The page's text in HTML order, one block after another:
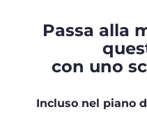
Passa alla
con uno
Incluso nel piano